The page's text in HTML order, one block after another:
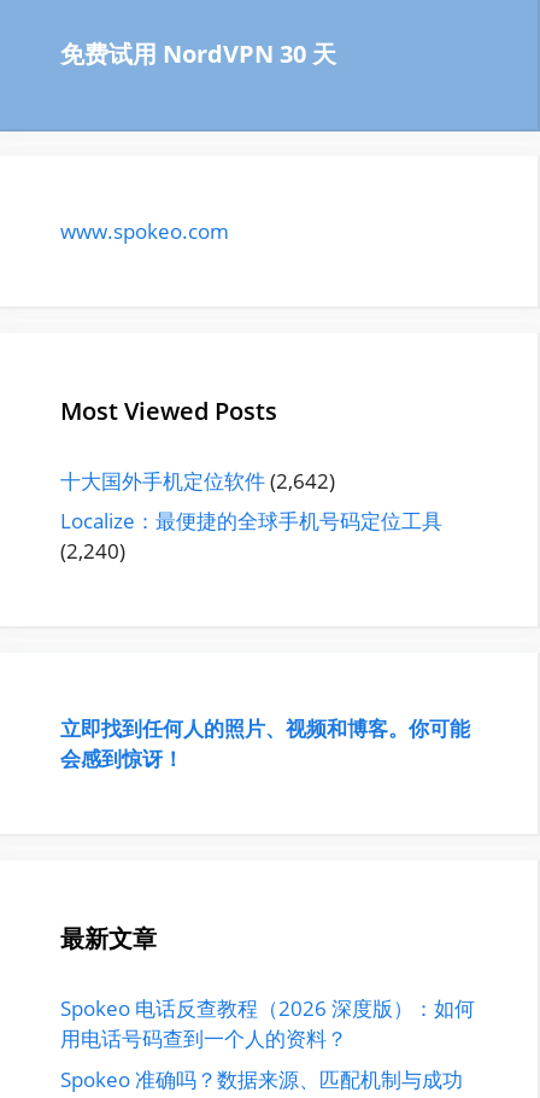
免费试用 NordVPN 30 天
www.spokeo.com
Most Viewed Posts
十大国外手机定位软件(2,642)
Localize：最便捷的全球手机号码定位工具
(2,240)
立即找到任何人的照片、视频和博客。你可能
会感到惊讶！
最新文章
Spokeo 电话反查教程（2026 深度版）：如何
用电话号码查到一个人的资料？
Spokeo 准确吗？数据来源、匹配机制与成功